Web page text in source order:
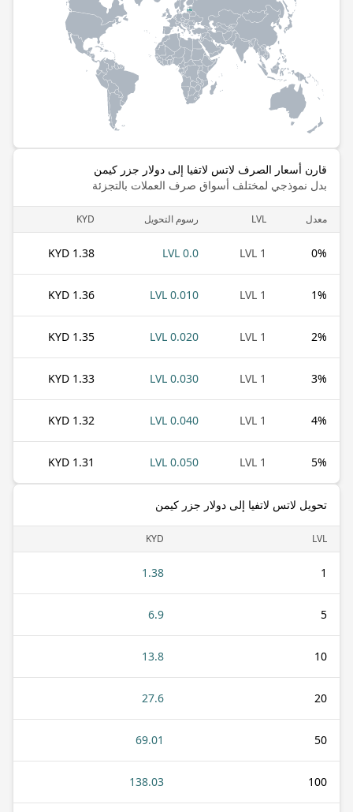
قارن أسعار الصرف لاتس لاتفيا إلى دولار جزر كيمن
بدل نموذجي لمختلف أسواق صرف العملات بالتجزئة
معدل LVL رسوم التحويل KYD
0%
1 LVL
0.0 LVL
1.38 KYD
1%
1 LVL
0.010 LVL
1.36 KYD
2%
1 LVL
0.020 LVL
1.35 KYD
3%
1 LVL
0.030 LVL
1.33 KYD
4%
1 LVL
0.040 LVL
1.32 KYD
5%
1 LVL
0.050 LVL
1.31 KYD
تحويل لاتس لاتفيا إلى دولار جزر كيمن
LVL
KYD
1
1.38
5
6.9
10
13.8
20
27.6
50
69.01
100
138.03